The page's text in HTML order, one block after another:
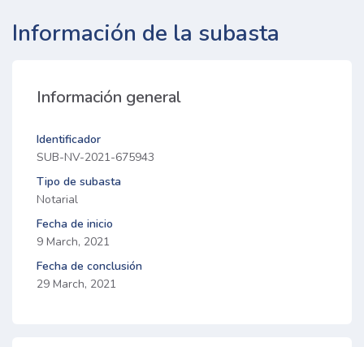
Información de la subasta
Información general
Identificador
SUB-NV-2021-675943
Tipo de subasta
Notarial
Fecha de inicio
9 March, 2021
Fecha de conclusión
29 March, 2021